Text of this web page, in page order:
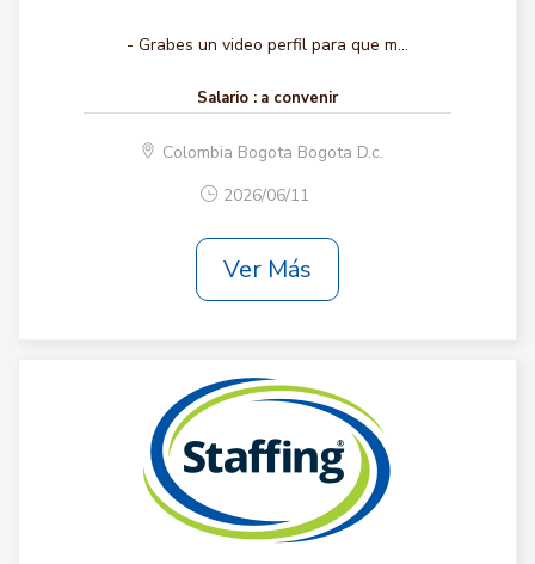
- Grabes un video perfil para que m...
Salario : a convenir
Colombia Bogota Bogota D.c.
2026/06/11
Ver Más